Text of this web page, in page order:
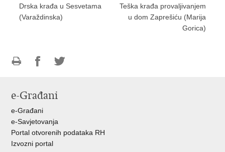
Drska krađa u Sesvetama
(Varaždinska)
Teška krađa provaljivanjem
u dom Zaprešiću (Marija
Gorica)
FacebookuTwitteru
e-Građani
e-Građani
e-Savjetovanja
Portal otvorenih podataka RH
Izvozni portal